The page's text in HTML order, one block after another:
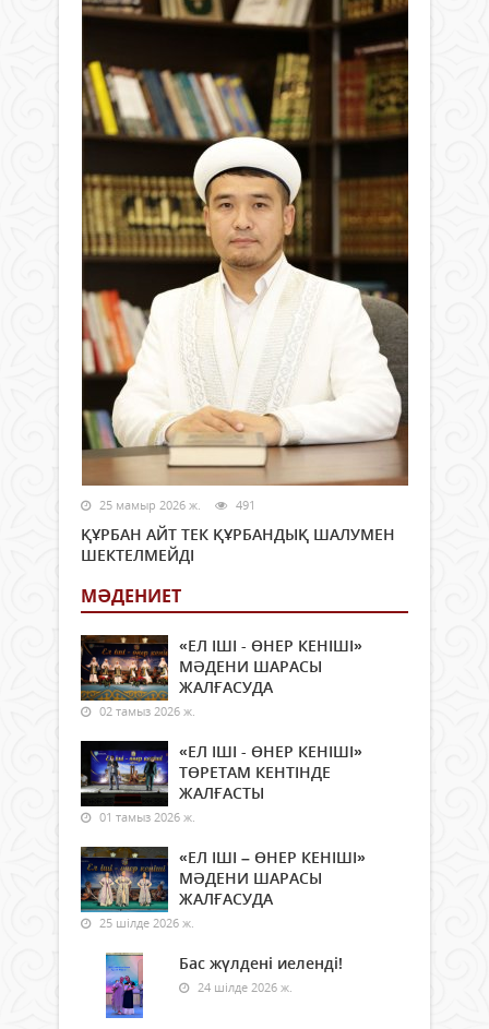
25 мамыр 2026 ж. 491
ҚҰРБАН АЙТ ТЕК ҚҰРБАНДЫҚ ШАЛУМЕН
ШЕКТЕЛМЕЙДІ
МӘДЕНИЕТ
«ЕЛ ІШІ - ӨНЕР КЕНІШІ»
МӘДЕНИ ШАРАСЫ
ЖАЛҒАСУДА
02 тамыз 2026 ж.
«ЕЛ ІШІ - ӨНЕР КЕНІШІ»
ТӨРЕТАМ КЕНТІНДЕ
ЖАЛҒАСТЫ
01 тамыз 2026 ж.
«ЕЛ ІШІ – ӨНЕР КЕНІШІ»
МӘДЕНИ ШАРАСЫ
ЖАЛҒАСУДА
25 шілде 2026 ж.
Бас жүлдені иеленді!
24 шілде 2026 ж.